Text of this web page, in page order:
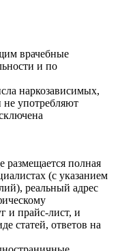
врачебные
и по
наркозависимых,
употребляют
размещается полная
(с указанием
реальный адрес
и прайс-лист, и
статей, ответов на